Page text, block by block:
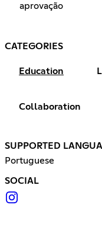
aprovação
CATEGORIES
Education
Collaboration
SUPPORTED
Portuguese
SOCIAL